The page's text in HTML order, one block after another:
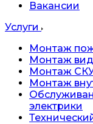
Вакансии
Услуги
Монтаж
Монтаж
Монтаж
Монтаж
электрики